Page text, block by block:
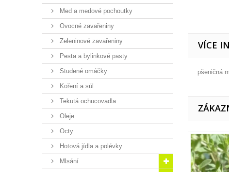
Med a medové pochoutky
Ovocné zavařeniny
Zeleninové zavařeniny
Pesta a bylinkové pasty
Studené omáčky
Koření a sůl
Tekutá ochucovadla
Oleje
Octy
Hotová jídla a polévky
Mlsání
VÍCE
pšeničná